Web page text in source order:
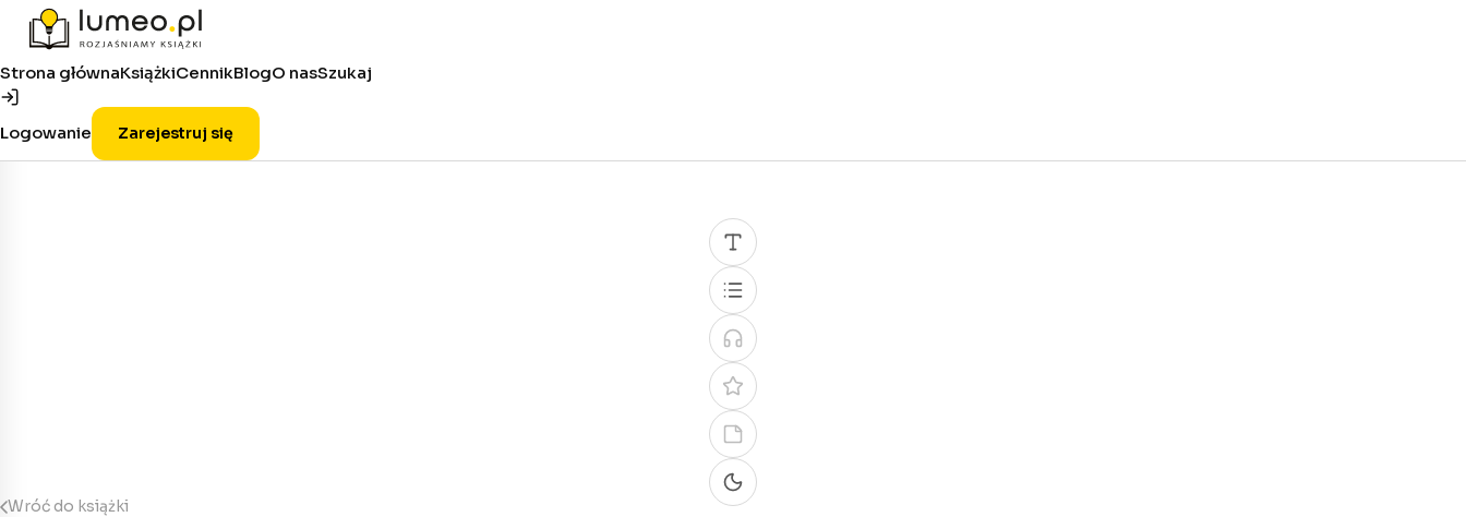
Strona głównaKsiążkiCennikBlogO nasSzukaj
Logowanie Zarejestruj się
Wróć do książki